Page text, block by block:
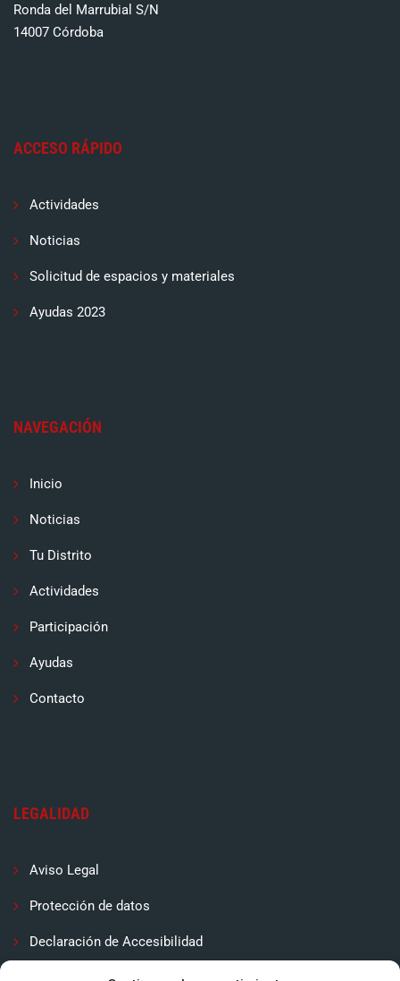
Ronda del Marrubial S/N
14007 Córdoba
ACCESO RÁPIDO
Actividades
Noticias
Solicitud de espacios y materiales
Ayudas 2023
NAVEGACIÓN
Inicio
Noticias
Tu Distrito
Actividades
Participación
Ayudas
Contacto
LEGALIDAD
Aviso Legal
Protección de datos
Declaración de Accesibilidad